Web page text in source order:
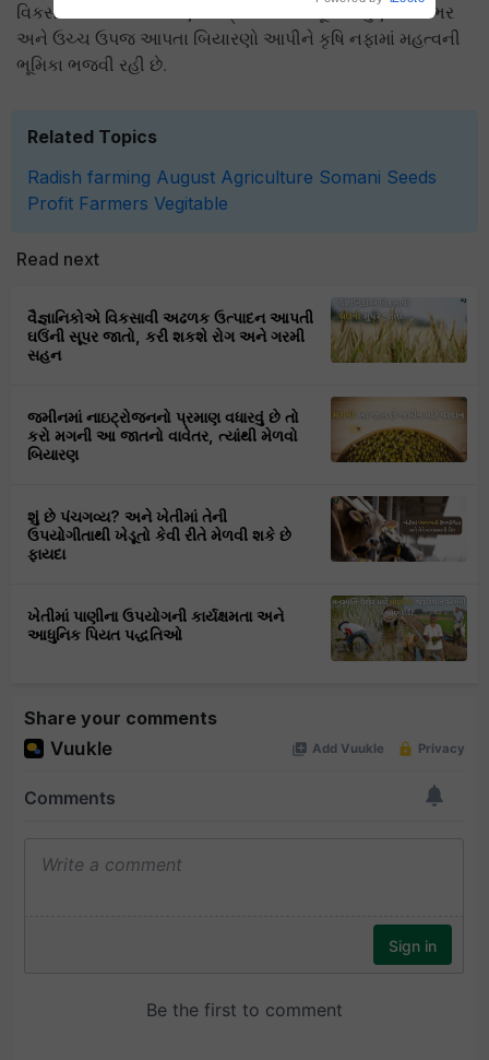
વિકસાવે છે. આ જ સોમાણી સીડ્ઝ કંપની ખેડૂતોને ગુણવત્તાસભર
અને ઉચ્ચ ઉપજ આપતા બિયારણો આપીને કૃષિ નફામાં મહત્વની
ભૂમિકા ભજવી રહી છે.
Related Topics
Radish farming August Agriculture Somani Seeds
Profit Farmers Vegitable
Read next
વૈજ્ઞાનિકોએ વિકસાવી અઢળક ઉત્પાદન આપતી
ઘઉંની સૂપર જાતો, કરી શકશે રોગ અને ગરમી
સહન
જમીનમાં નાઇટ્રોજનનો પ્રમાણ વધારવું છે તો
કરો મગની આ જાતનો વાવેતર, ત્યાંથી મેળવો
બિયારણ
શું છે પંચગવ્ય? અને ખેતીમાં તેની
ઉપયોગીતાથી ખેડૂતો કેવી રીતે મેળવી શકે છે
ફાયદા
ખેતીમાં પાણીના ઉપયોગની કાર્યક્ષમતા અને
આધુનિક પિયત પદ્ધતિઓ
Share your comments